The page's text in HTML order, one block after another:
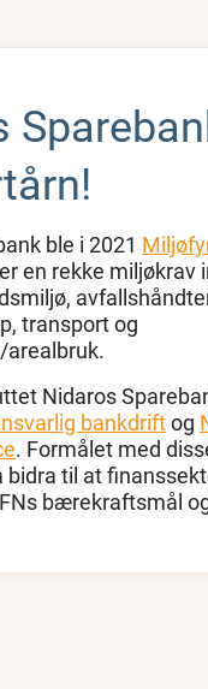
ble i 2021
en rekke miljøkrav
transport og
Nidaros
bankdriftog
. Formålet med
bidra til at
bærekraftsmål